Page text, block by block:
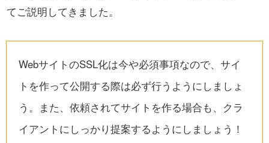
てご説明してきました。
WebサイトのSSL化は今や必須事項なので、サイ
トを作って公開する際は必ず行うようにしましょ
う。また、依頼されてサイトを作る場合も、クラ
イアントにしっかり提案するようにしましょう！